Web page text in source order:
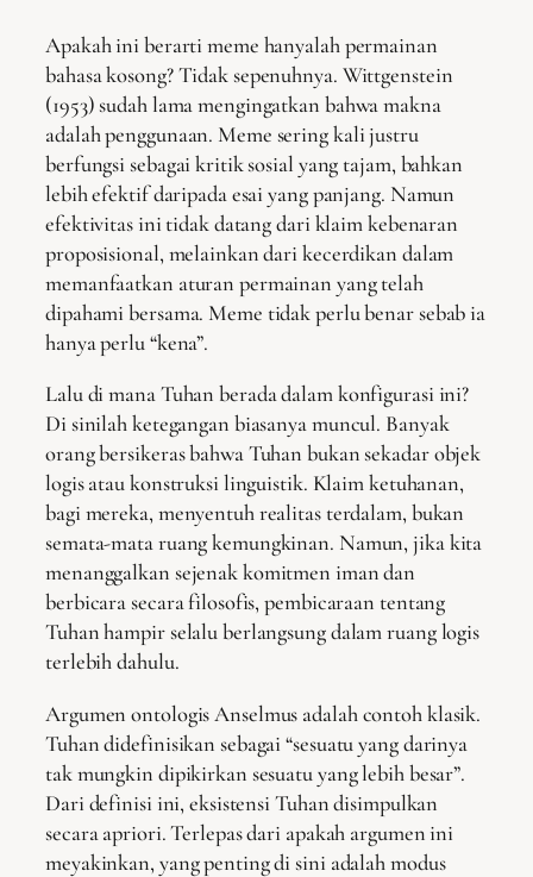
Apakah ini berarti meme hanyalah permainan
bahasa kosong? Tidak sepenuhnya. Wittgenstein
(1953) sudah lama mengingatkan bahwa makna
adalah penggunaan. Meme sering kali justru
berfungsi sebagai kritik sosial yang tajam, bahkan
lebih efektif daripada esai yang panjang. Namun
efektivitas ini tidak datang dari klaim kebenaran
proposisional, melainkan dari kecerdikan dalam
memanfaatkan aturan permainan yang telah
dipahami bersama. Meme tidak perlu benar sebab ia
hanya perlu “kena”.
Lalu di mana Tuhan berada dalam konfigurasi ini?
Di sinilah ketegangan biasanya muncul. Banyak
orang bersikeras bahwa Tuhan bukan sekadar objek
logis atau konstruksi linguistik. Klaim ketuhanan,
bagi mereka, menyentuh realitas terdalam, bukan
semata-mata ruang kemungkinan. Namun, jika kita
menanggalkan sejenak komitmen iman dan
berbicara secara filosofis, pembicaraan tentang
Tuhan hampir selalu berlangsung dalam ruang logis
terlebih dahulu.
Argumen ontologis Anselmus adalah contoh klasik.
Tuhan didefinisikan sebagai “sesuatu yang darinya
tak mungkin dipikirkan sesuatu yang lebih besar”.
Dari definisi ini, eksistensi Tuhan disimpulkan
secara apriori. Terlepas dari apakah argumen ini
meyakinkan, yang penting di sini adalah modus